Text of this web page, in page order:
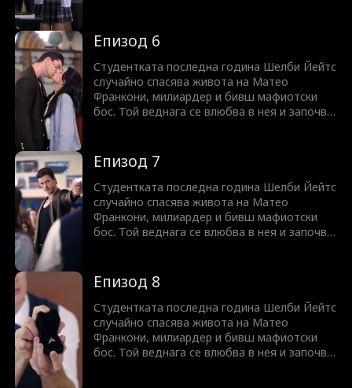
колкото изглежда? Или притежава душа,
достойна за нейната любов?
Епизод 6
Студентката последна година Шелби Йейтс
случайно спасява живота на Матео
Франкони, милиардер и бивш мафиотски
бос. Той веднага се влюбва в нея и започва
колкото изглежда? Или притежава душа,
достойна за нейната любов?
Епизод 7
Студентката последна година Шелби Йейтс
случайно спасява живота на Матео
Франкони, милиардер и бивш мафиотски
бос. Той веднага се влюбва в нея и започва
колкото изглежда? Или притежава душа,
достойна за нейната любов?
Епизод 8
Студентката последна година Шелби Йейтс
случайно спасява живота на Матео
Франкони, милиардер и бивш мафиотски
бос. Той веднага се влюбва в нея и започва